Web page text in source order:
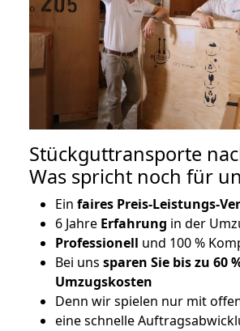
Stückguttransporte
Was spricht noch für
Ein faires Preis-Leistungs-
6 Jahre Erfahrung in der
Professionell und 100 %
Bei uns sparen Sie bis zu 60
Umzugskosten
Denn wir spielen nur mit
eine schnelle